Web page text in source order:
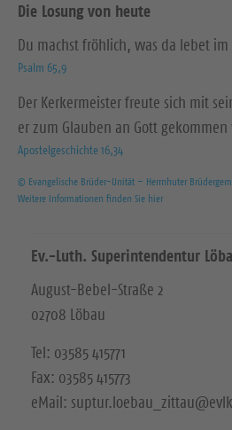
Die Losung von heute
Du machst fröhlich, was da lebet im
Psalm 65,9
Der Kerkermeister freute sich mit
er zum Glauben an Gott gekommen
Apostelgeschichte 16,34
© Evangelische Brüder-Unität – Herrnhuter
Weitere Informationen finden Sie hier
Ev.-Luth. Superintendentur
August-Bebel-Straße 2
02708 Löbau
Tel: 03585 415771
Fax: 03585 415773
eMail: